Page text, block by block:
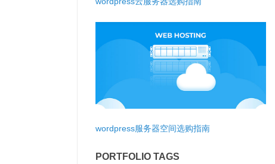
wordpress服务器空间选购指南
PORTFOLIO TAGS